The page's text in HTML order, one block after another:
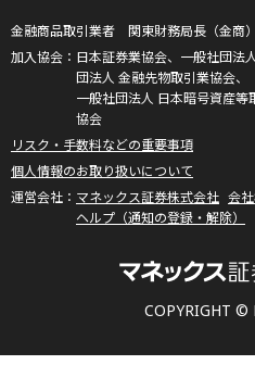
COPYRIGHT ©
金融商品取引業者 関東財務局長（金商
日本証券業協会、一般社団法
団法人 金融先物取引業協会、
一般社団法人 日本暗号資産
協会
リスク・手数料などの重要事項
個人情報のお取り扱いについて
マネックス証券株式会社 会
ヘルプ（通知の登録・解除）